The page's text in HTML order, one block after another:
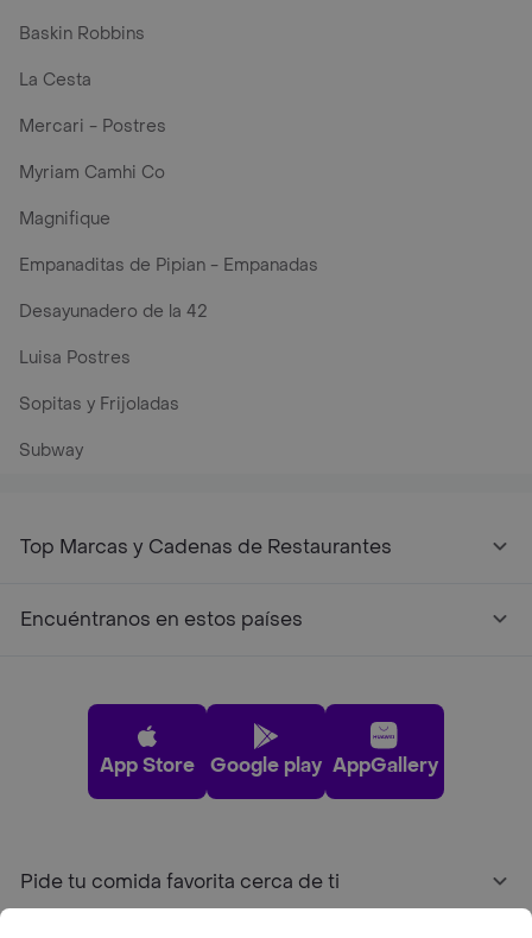
Baskin Robbins
La Cesta
Mercari - Postres
Myriam Camhi Co
Magnifique
Empanaditas de Pipian - Empanadas
Desayunadero de la 42
Luisa Postres
Sopitas y Frijoladas
Subway
Top Marcas y Cadenas de Restaurantes
Encuéntranos en estos países
App Store Google play AppGallery
Pide tu comida favorita cerca de ti